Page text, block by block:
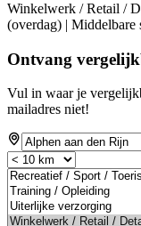
Winkelwerk / Retail /
(overdag) | Middelbare
Ontvang
Vul in waar je
mailadres niet!